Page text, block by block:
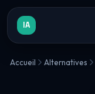
IA
Accueil Alternatives